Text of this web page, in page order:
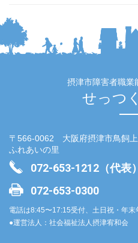
摂津市障害者職業
せっつ
〒566-0062 大阪府摂津市鳥飼
ふれあいの里
072-653-1212（代表）
072-653-0300
電話は8:45〜17:15受付、土日祝・年末
●運営法人：社会福祉法人摂津宥和会